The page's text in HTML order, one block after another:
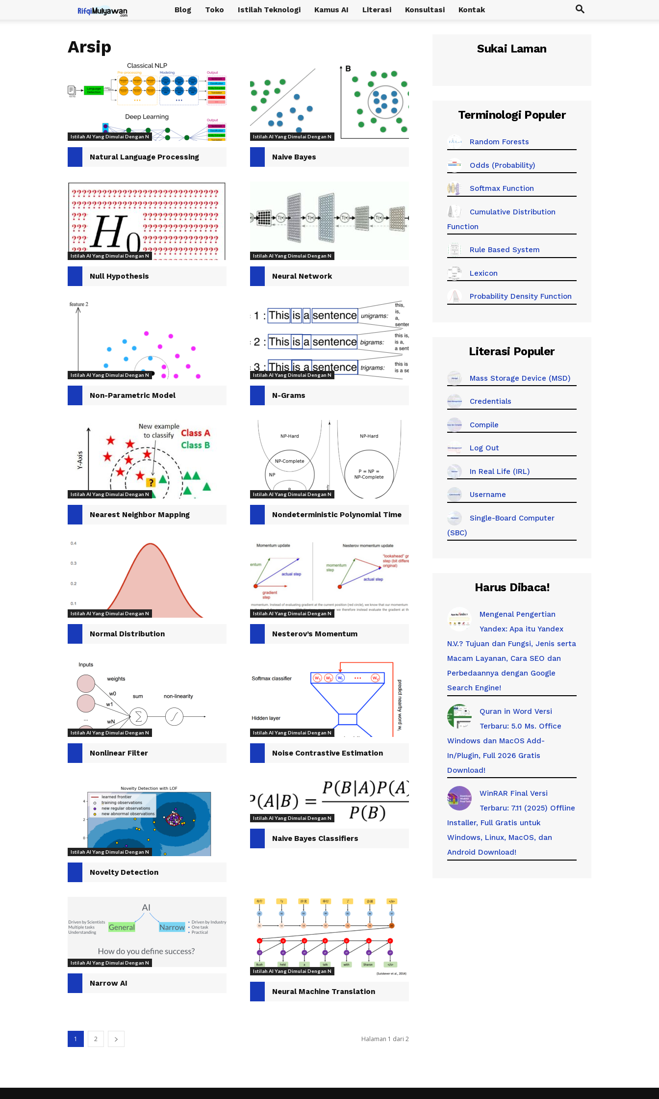
Rifqi
Blog Toko Istilah Teknologi Kamus AI Literasi Konsultasi Kontak
Arsip
Istilah AI Yang Dimulai Dengan N
Natural Language Processing
Istilah AI Yang Dimulai Dengan N
Naive Bayes
Istilah AI Yang Dimulai Dengan N
Null Hypothesis
Istilah AI Yang Dimulai Dengan N
Neural Network
Istilah AI Yang Dimulai Dengan N
Non-Parametric Model
Istilah AI Yang Dimulai Dengan N
N-Grams
Istilah AI Yang Dimulai Dengan N
Nearest Neighbor Mapping
Istilah AI Yang Dimulai Dengan N
Nondeterministic Polynomial Time
Istilah AI Yang Dimulai Dengan N
Normal Distribution
Istilah AI Yang Dimulai Dengan N
Nesterov’s Momentum
Istilah AI Yang Dimulai Dengan N
Nonlinear Filter
Istilah AI Yang Dimulai Dengan N
Noise Contrastive Estimation
Istilah AI Yang Dimulai Dengan N
Novelty Detection
Istilah AI Yang Dimulai Dengan N
Naive Bayes Classifiers
Istilah AI Yang Dimulai Dengan N
Narrow AI
Istilah AI Yang Dimulai Dengan N
Neural Machine Translation
1 2 Halaman 1 dari 2
Sukai Laman
Terminologi Populer
Random Forests
Odds (Probability)
Softmax Function
Cumulative Distribution
Function
Rule Based System
Lexicon
Probability Density Function
Literasi Populer
Mass Storage Device (MSD)
Credentials
Compile
Log Out
In Real Life (IRL)
Username
Single-Board Computer
(SBC)
Harus Dibaca!
Mengenal Pengertian
Yandex: Apa itu Yandex
N.V.? Tujuan dan Fungsi, Jenis serta
Macam Layanan, Cara SEO dan
Perbedaannya dengan Google
Search Engine!
Quran in Word Versi
Terbaru: 5.0 Ms. Office
Windows dan MacOS Add-
In/Plugin, Full 2026 Gratis
Download!
WinRAR Final Versi
Terbaru: 7.11 (2025) Offline
Installer, Full Gratis untuk
Windows, Linux, MacOS, dan
Android Download!